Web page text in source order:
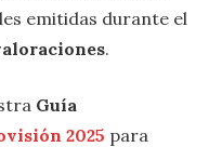
emitidas durante el
.
Guía
2025 para